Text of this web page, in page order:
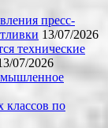
пресс-
13/07/2026
технические
07/2026
по